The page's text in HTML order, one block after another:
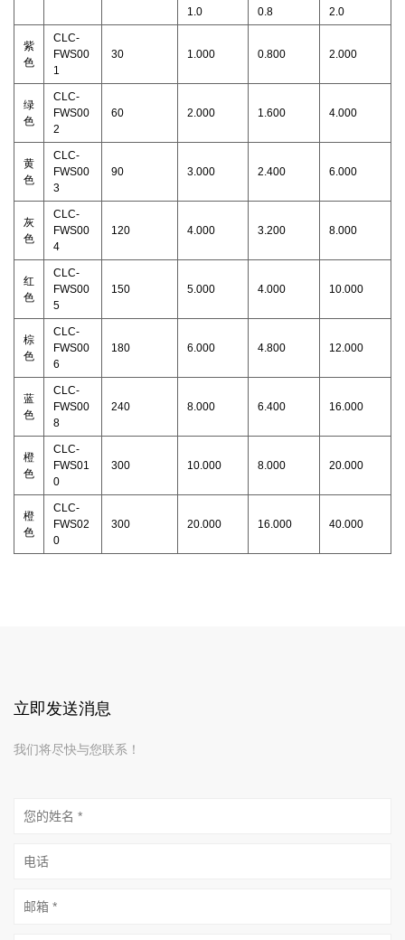
1.0 0.8 2.0
紫
色
CLC-
FWS00
1
30 1.000 0.800 2.000
绿
色
CLC-
FWS00
2
60 2.000 1.600 4.000
黄
色
CLC-
FWS00
3
90 3.000 2.400 6.000
灰
色
CLC-
FWS00
4
120 4.000 3.200 8.000
红
色
CLC-
FWS00
5
150 5.000 4.000 10.000
棕
色
CLC-
FWS00
6
180 6.000 4.800 12.000
蓝
色
CLC-
FWS00
8
240 8.000 6.400 16.000
橙
色
CLC-
FWS01
0
300 10.000 8.000 20.000
橙
色
CLC-
FWS02
0
300 20.000 16.000 40.000
立即发送消息
我们将尽快与您联系！